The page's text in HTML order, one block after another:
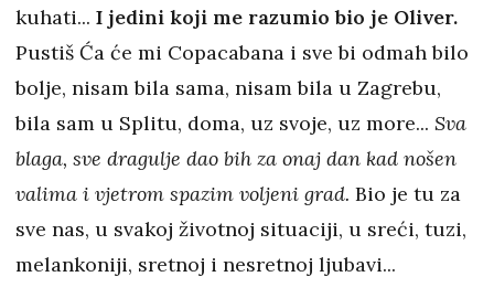
kuhati... I jedini koji me razumio bio je Oliver.
Pustiš Ća će mi Copacabana i sve bi odmah bilo
bolje, nisam bila sama, nisam bila u Zagrebu,
bila sam u Splitu, doma, uz svoje, uz more... Sva
blaga, sve dragulje dao bih za onaj dan kad nošen
valima i vjetrom spazim voljeni grad. Bio je tu za
sve nas, u svakoj životnoj situaciji, u sreći, tuzi,
melankoniji, sretnoj i nesretnoj ljubavi...